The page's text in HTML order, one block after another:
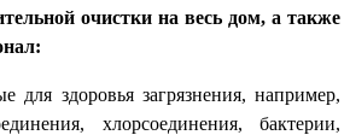
очистки на весь дом, а также
для здоровья загрязнения, например,
хлорсоединения, бактерии,